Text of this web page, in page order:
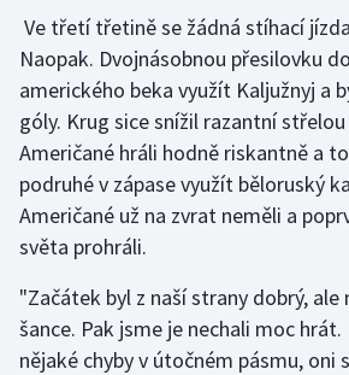
Ve třetí třetině se žádná stíhací
Naopak. Dvojnásobnou přesilovku
amerického beka využít Kaljužnyj a
góly. Krug sice snížil razantní
Američané hráli hodně riskantně a
podruhé v zápase využít běloruský
Američané už na zvrat neměli a
světa prohráli.
"Začátek byl z naší strany dobrý,
šance. Pak jsme je nechali moc
nějaké chyby v útočném pásmu, oni